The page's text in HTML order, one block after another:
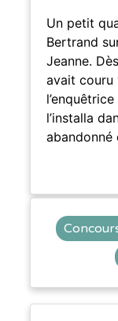
Un petit
Bertrand
Jeanne.
avait couru
l’installa
abandonné